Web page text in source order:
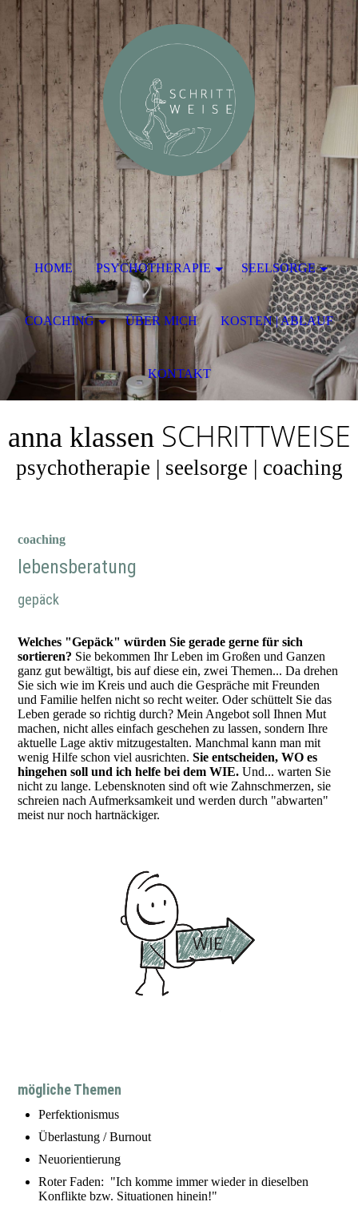
anna klassen SCHRITTWEISE
psychotherapie | seelsorge | coaching
coaching
lebensberatung
gepäck
Welches "Gepäck" würden Sie gerade gerne für sich
sortieren? Sie bekommen Ihr Leben im Großen und Ganzen
ganz gut bewältigt, bis auf diese ein, zwei Themen... Da drehen
Sie sich wie im Kreis und auch die Gespräche mit Freunden
und Familie helfen nicht so recht weiter. Oder schüttelt Sie das
Leben gerade so richtig durch? Mein Angebot soll Ihnen Mut
machen, nicht alles einfach geschehen zu lassen, sondern Ihre
aktuelle Lage aktiv mitzugestalten. Manchmal kann man mit
wenig Hilfe schon viel ausrichten.Sie entscheiden, WO es
hingehen soll und ich helfe bei dem WIE.Und... warten Sie
nicht zu lange. Lebensknoten sind oft wie Zahnschmerzen, sie
schreien nach Aufmerksamkeit und werden durch "abwarten"
meist nur noch hartnäckiger.
mögliche Themen
Perfektionismus
Überlastung / Burnout
Neuorientierung
Roter Faden: "Ich komme immer wieder in dieselben
Konflikte bzw. Situationen hinein!"
HOME PSYCHOTHERAPIE SEELSORGE
COACHING ÜBER MICH KOSTEN | ABLAUF
KONTAKT